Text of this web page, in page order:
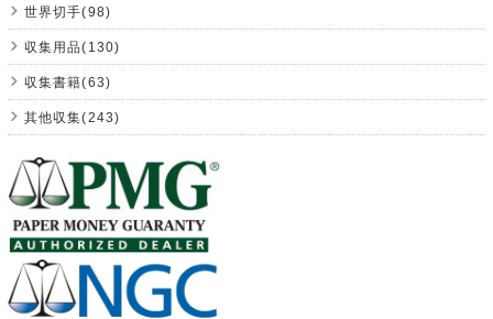
世界切手(98)
収集用品(130)
収集書籍(63)
其他収集(243)